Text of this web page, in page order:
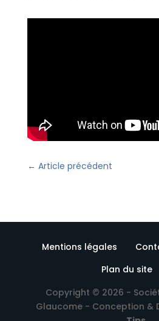
← Article précédent
Mentions légales
Plan du site
Copyright © 2026 -
Glaucome - Conception &